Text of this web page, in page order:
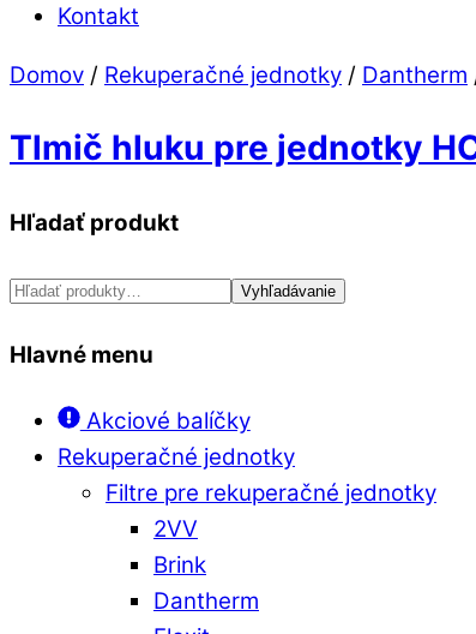
Kontakt
Close
Domov / Rekuperačné jednotky / Dantherm
Tlmič hluku pre jednotky
Hľadať produkt
Hľadať: Vyhľadávanie
Hlavné menu
Akciové balíčky
Rekuperačné jednotky
Filtre pre rekuperačné jednotky
2VV
Brink
Dantherm